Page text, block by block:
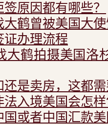
原因都有哪些？
大鹤曾被美国大
证办理流程
大鹤拍摄美国洛
还是卖房，这都
法入境美国会怎
国或者中国汇款